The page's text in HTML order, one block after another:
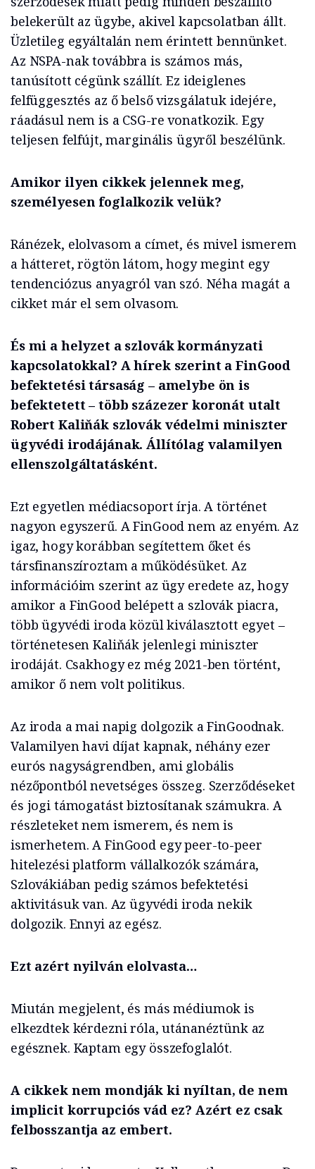
belekerült az ügybe, akivel kapcsolatban állt.
Üzletileg egyáltalán nem érintett bennünket.
Az NSPA-nak továbbra is számos más,
tanúsított cégünk szállít. Ez ideiglenes
felfüggesztés az ő belső vizsgálatuk idejére,
ráadásul nem is a CSG-re vonatkozik. Egy
teljesen felfújt, marginális ügyről beszélünk.
Amikor ilyen cikkek jelennek meg,
személyesen foglalkozik velük?
Ránézek, elolvasom a címet, és mivel ismerem
a hátteret, rögtön látom, hogy megint egy
tendenciózus anyagról van szó. Néha magát a
cikket már el sem olvasom.
És mi a helyzet a szlovák kormányzati
kapcsolatokkal? A hírek szerint a FinGood
befektetési társaság – amelybe ön is
befektetett – több százezer koronát utalt
Robert Kaliňák szlovák védelmi miniszter
ügyvédi irodájának. Állítólag valamilyen
ellenszolgáltatásként.
Ezt egyetlen médiacsoport írja. A történet
nagyon egyszerű. A FinGood nem az enyém. Az
igaz, hogy korábban segítettem őket és
társfinanszíroztam a működésüket. Az
információim szerint az ügy eredete az, hogy
amikor a FinGood belépett a szlovák piacra,
több ügyvédi iroda közül kiválasztott egyet –
történetesen Kaliňák jelenlegi miniszter
irodáját. Csakhogy ez még 2021-ben történt,
amikor ő nem volt politikus.
Az iroda a mai napig dolgozik a FinGoodnak.
Valamilyen havi díjat kapnak, néhány ezer
eurós nagyságrendben, ami globális
nézőpontból nevetséges összeg. Szerződéseket
és jogi támogatást biztosítanak számukra. A
részleteket nem ismerem, és nem is
ismerhetem. A FinGood egy peer-to-peer
hitelezési platform vállalkozók számára,
Szlovákiában pedig számos befektetési
aktivitásuk van. Az ügyvédi iroda nekik
dolgozik. Ennyi az egész.
Ezt azért nyilván elolvasta…
Miután megjelent, és más médiumok is
elkezdtek kérdezni róla, utánanéztünk az
egésznek. Kaptam egy összefoglalót.
A cikkek nem mondják ki nyíltan, de nem
implicit korrupciós vád ez? Azért ez csak
felbosszantja az embert.